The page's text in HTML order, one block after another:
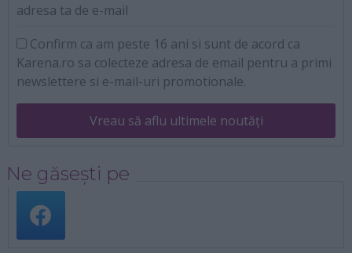
adresa ta de e-mail
Confirm ca am peste 16 ani si sunt de acord ca
Karena.ro sa colecteze adresa de email pentru a primi
newslettere si e-mail-uri promotionale.
Vreau să aflu ultimele noutăți
Ne găsești pe